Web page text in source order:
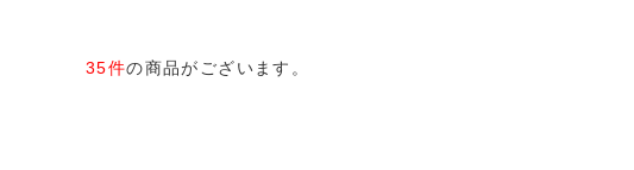
35件の商品がございます。